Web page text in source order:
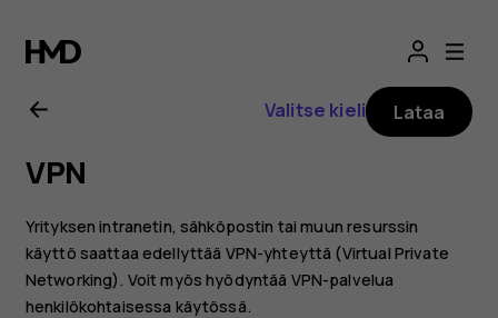
Nokia
G21
käyttöopas
Valitse kieli Lataa
VPN
Yrityksen intranetin, sähköpostin tai muun resurssin
käyttö saattaa edellyttää VPN-yhteyttä (Virtual Private
Networking). Voit myös hyödyntää VPN-palvelua
henkilökohtaisessa käytössä.